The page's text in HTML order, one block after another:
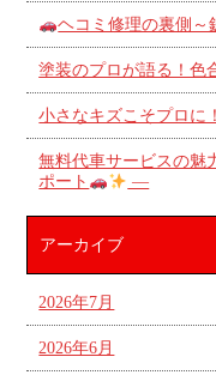
ヘコミ修理の裏側～
塗装のプロが語る！色
小さなキズこそプロ
無料代車サービスの
ポート
―
アーカイブ
2026年7月
2026年6月